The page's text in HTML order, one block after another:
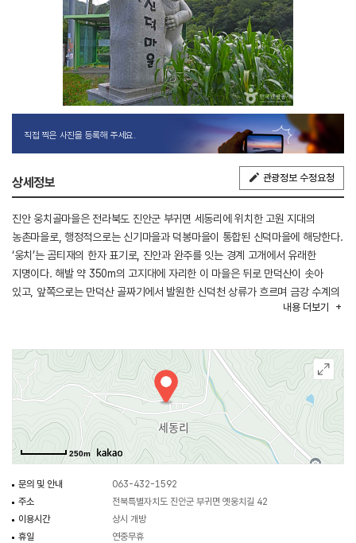
직접 찍은 사진을 등록해 주세요.
상세정보 관광정보 수정요청
진안 웅치골마을은 전라북도 진안군 부귀면 세동리에 위치한 고원 지대의
농촌마을로, 행정적으로는 신기마을과 덕봉마을이 통합된 신덕마을에 해당한다.
‘웅치’는 곰티재의 한자 표기로, 진안과 완주를 잇는 경계 고개에서 유래한
지명이다. 해발 약 350m의 고지대에 자리한 이 마을은 뒤로 만덕산이 솟아
있고, 앞쪽으로는 만덕산 골짜기에서 발원한 신덕천 상류가 흐르며 금강 수계의
일부를 이룬다. 자연환경과 지형이 어우러진 전형적인 산간 농촌 경관을
치열한 전투가 벌어졌던 ‘웅치전투’의 역사적 현장으로, 호남 곡창 지대를 지켜낸
중요한 전적지로 평가된다.
내용 더보기
250m
문의 및 안내
063-432-1592
주소
전북특별자치도 진안군 부귀면 옛웅치길 42
이용시간
상시 개방
휴일
연중무휴